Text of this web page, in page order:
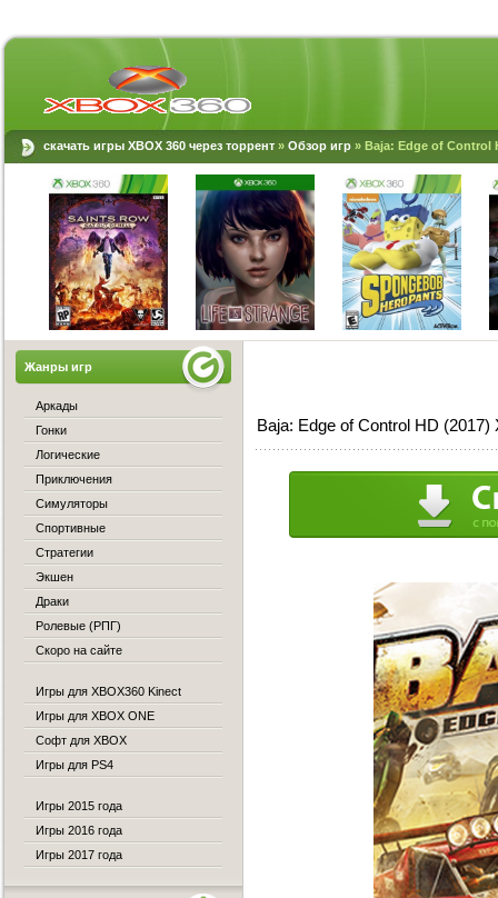
скачать игры XBOX 360 через торрент » Обзор игр » Baja: Edge of Control
Baja: Edge of Control HD (2017)
Жанры игр
Аркады
Гонки
Логические
Приключения
Симуляторы
Спортивные
Стратегии
Экшен
Драки
Ролевые (РПГ)
Скоро на сайте
Игры для XBOX360 Kinect
Игры для XBOX ONE
Софт для XBOX
Игры для PS4
Игры 2015 года
Игры 2016 года
Игры 2017 года